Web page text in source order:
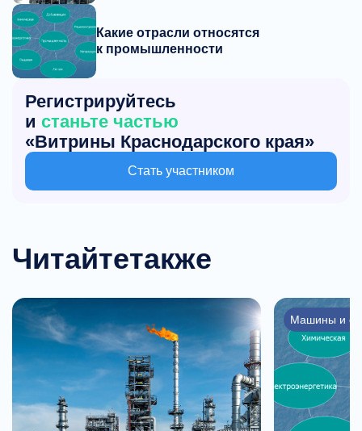
Какие отрасли относятся
к промышленности
Регистрируйтесь
и станьте частью
«Витрины Краснодарского края»
Стать участником
Читайтетакже
Машины и